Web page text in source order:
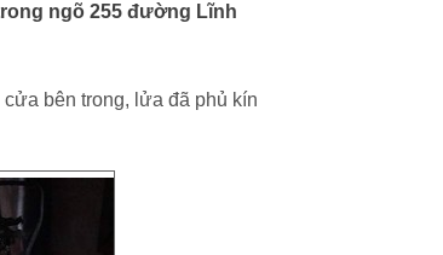
ngõ 255 đường Lĩnh
bên trong, lửa đã phủ kín